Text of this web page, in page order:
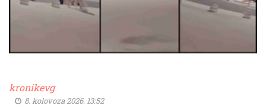
kronikevg
8. kolovoza 2026. 13:52